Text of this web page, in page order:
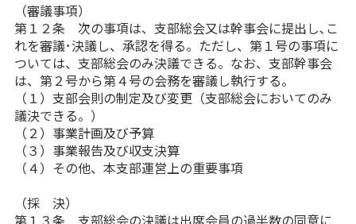
（審議事項）
第１２条 次の事項は、支部総会又は幹事会に提出し､こ
れを審議･決議し、承認を得る。ただし、第１号の事項に
ついては、支部総会のみ決議できる。なお、支部幹事会
は、第２号から第４号の会務を審議し執行する。
（１）支部会則の制定及び変更（支部総会においてのみ
議決できる。）
（２）事業計画及び予算
（３）事業報告及び収支決算
（４）その他、本支部運営上の重要事項
（採 決）